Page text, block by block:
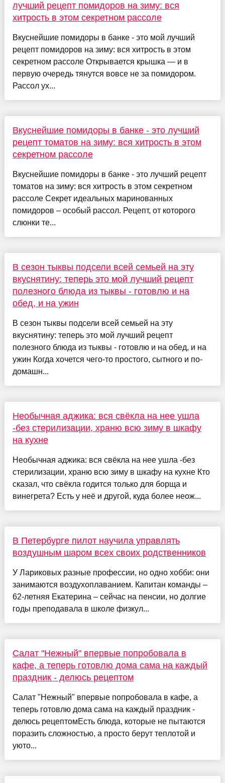
лучший рецепт помидоров на зиму: вся
хитрость в этом секретном рассоле
Вкуснейшие помидоры в банке - это мой лучший
рецепт помидоров на зиму: вся хитрость в этом
секретном рассоле Открывается крышка — и в
первую очередь тянутся вовсе не за помидором.
Рассол ух...
Вкуснейшие помидоры в банке - это лучший
рецепт томатов на зиму: вся хитрость в этом
секретном рассоле
Вкуснейшие помидоры в банке - это лучший рецепт
томатов на зиму: вся хитрость в этом секретном
рассоле Секрет идеальных маринованных
помидоров – особый рассол. Рецепт, от которого
слюнки те...
В сезон тыквы подсели всей семьей на эту
вкуснятину: теперь это мой лучший рецепт
полезного блюда из тыквы - готовлю и на
обед, и на ужин
В сезон тыквы подсели всей семьей на эту
вкуснятину: теперь это мой лучший рецепт
полезного блюда из тыквы - готовлю и на обед, и на
ужин Когда хочется чего-то простого, сытного и по-
домашн...
Необычная аджика: вся свёкла на нее ушла
-без стерилизации, храню всю зиму в шкафу
на кухне
Необычная аджика: вся свёкла на нее ушла -без
стерилизации, храню всю зиму в шкафу на кухне Кто
сказал, что свёкла годится только для борща и
винегрета? Есть у неё и другой, куда более неож...
В Петербурге пилот научила управлять
воздушным шаром всех своих родственников
У Лариковых разные профессии, но одно хобби: они
занимаются воздухоплаванием. Капитан команды –
62-летняя Екатерина – сейчас на пенсии, но долгие
годы преподавала в школе физкул...
Салат "Нежный" впервые попробовала в
кафе, а теперь готовлю дома сама на каждый
праздник - делюсь рецептом
Салат "Нежный" впервые попробовала в кафе, а
теперь готовлю дома сама на каждый праздник -
делюсь рецептомЕсть блюда, которые не пытаются
поразить сложностью, а просто берут теплотой и
уюто...